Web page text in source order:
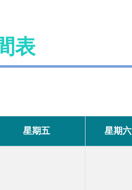
表
星期五 星期六